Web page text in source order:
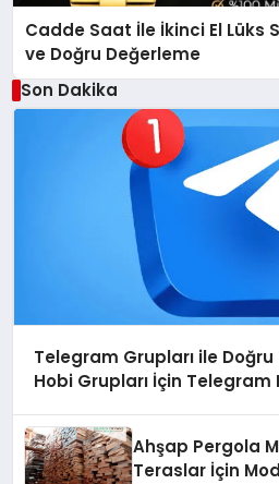
Cadde Saat İle İkinci El Lüks
ve Doğru Değerleme
Son Dakika
Telegram Grupları ile Doğru
Hobi Grupları İçin Telegram
Ahşap Pergola
Teraslar İçin